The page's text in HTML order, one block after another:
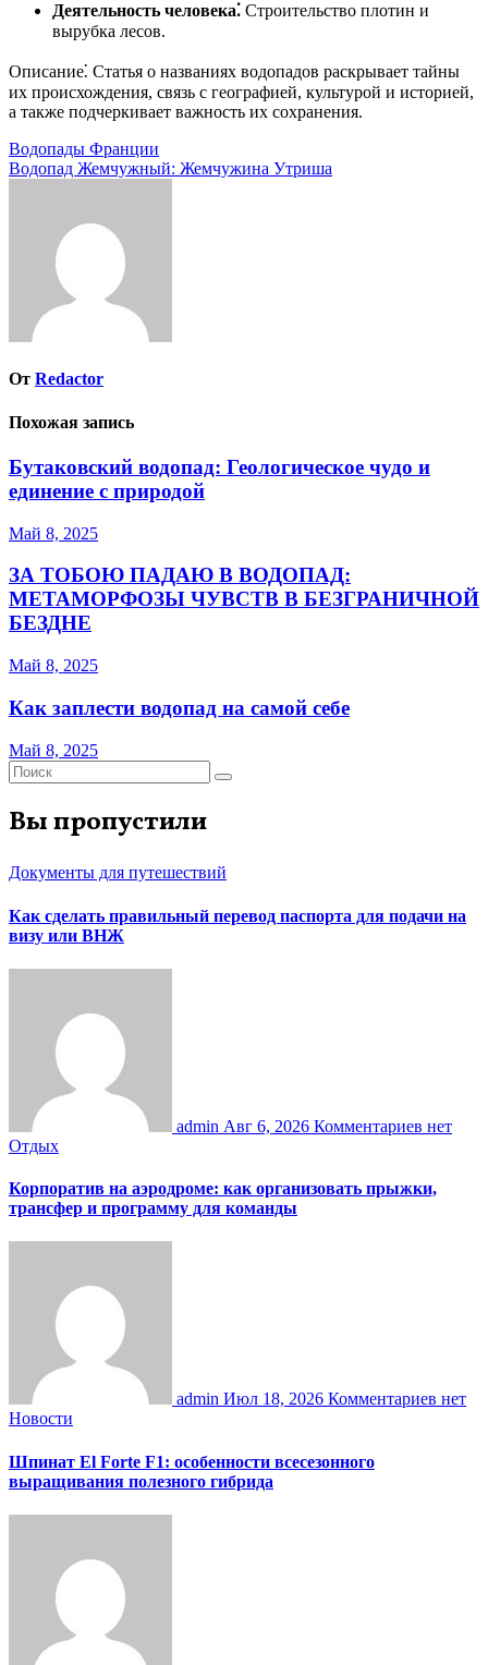
Деятельность человека⁚ Строительство плотин и
вырубка лесов.
Описание⁚ Статья о названиях водопадов раскрывает тайны
их происхождения, связь с географией, культурой и историей,
а также подчеркивает важность их сохранения.
Навигация
по
Водопады Франции
Водопад Жемчужный: Жемчужина Утриша
От Redactor
Похожая запись
Бутаковский водопад: Геологическое чудо и
единение с природой
Май 8, 2025
ЗА ТОБОЮ ПАДАЮ В ВОДОПАД:
МЕТАМОРФОЗЫ ЧУВСТВ В БЕЗГРАНИЧНОЙ
БЕЗДНЕ
Май 8, 2025
Как заплести водопад на самой себе
Май 8, 2025
Вы пропустили
Документы для путешествий
Как сделать правильный перевод паспорта для подачи на
визу или ВНЖ
admin Авг 6, 2026 Комментариев нет
Отдых
Корпоратив на аэродроме: как организовать прыжки,
трансфер и программу для команды
admin Июл 18, 2026 Комментариев нет
Новости
Шпинат El Forte F1: особенности всесезонного
выращивания полезного гибрида